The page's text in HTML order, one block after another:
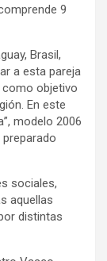
9
Brasil,
a esta pareja
como objetivo
En este
modelo 2006
sociales,
aquellas
distintas